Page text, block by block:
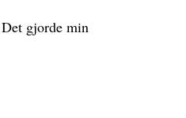
gjorde min